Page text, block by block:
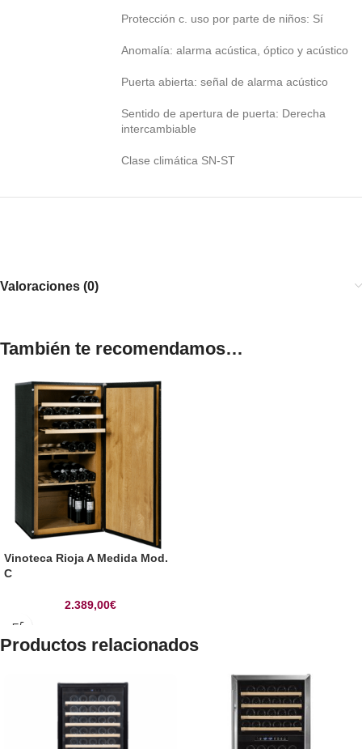
Protección c. uso por parte de niños: Sí
Anomalía: alarma acústica, óptico y acústico
Puerta abierta: señal de alarma acústico
Sentido de apertura de puerta: Derecha
intercambiable
Clase climática SN-ST
Valoraciones (0)
También te recomendamos…
Vinoteca Rioja A Medida Mod.
C
2.389,00€
Productos relacionados